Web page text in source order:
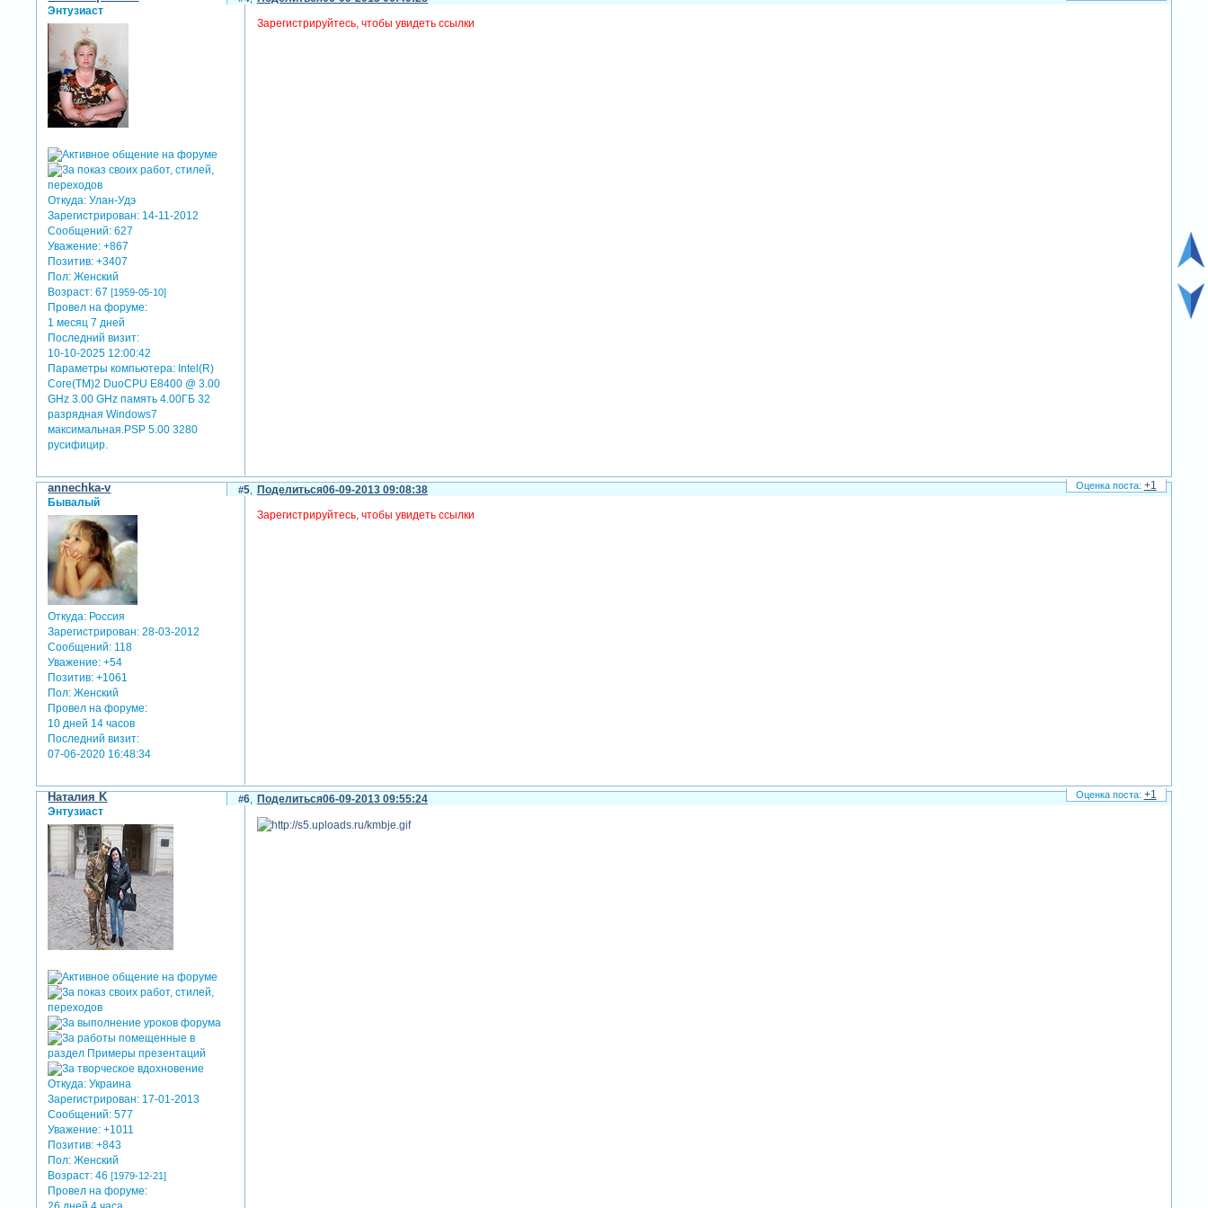
Энтузиаст
Откуда: Улан-Удэ
Зарегистрирован: 14-11-2012
Сообщений: 627
Уважение: +867
Позитив: +3407
Пол: Женский
Возраст: 67[1959-05-10]
Провел на форуме:
1 месяц 7 дней
Последний визит:
10-10-2025 12:00:42
Параметры компьютера: Intel(R)
Core(TM)2 DuoCPU E8400 @ 3.00
GHz 3.00 GHz память 4.00ГБ 32
разрядная Windows7
максимальная.PSP 5.00 3280
русифицир.
Зарегистрируйтесь, чтобы увидеть ссылки
Поделиться
5 06-09-2013 09:08:38
annechka-v
Бывалый
Откуда: Россия
Зарегистрирован: 28-03-2012
Сообщений: 118
Уважение: +54
Позитив: +1061
Пол: Женский
Провел на форуме:
10 дней 14 часов
Последний визит:
07-06-2020 16:48:34
Зарегистрируйтесь, чтобы увидеть ссылки
+1
Поделиться
6 06-09-2013 09:55:24
Наталия K
Энтузиаст
Откуда: Украина
Зарегистрирован: 17-01-2013
Сообщений: 577
Уважение: +1011
Позитив: +843
Пол: Женский
Возраст: 46[1979-12-21]
Провел на форуме:
+1